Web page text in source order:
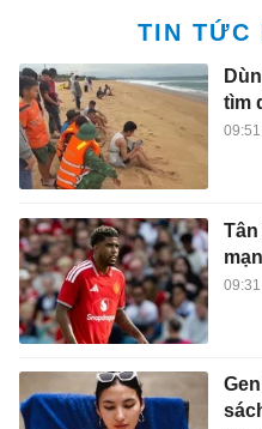
TIN TỨC
tìm